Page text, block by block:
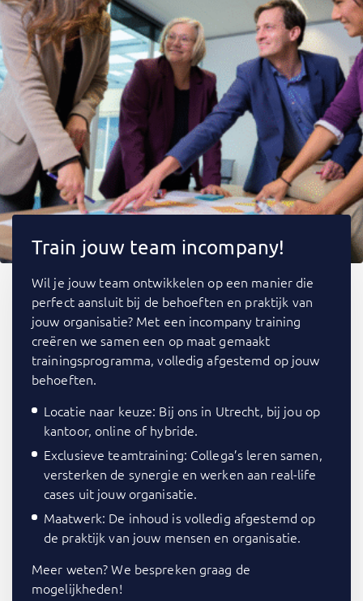
Train jouw team incompany!
Wil je jouw team ontwikkelen op een manier die
perfect aansluit bij de behoeften en praktijk van
jouw organisatie? Met een incompany training
creëren we samen een op maat gemaakt
trainingsprogramma, volledig afgestemd op jouw
behoeften.
Locatie naar keuze: Bij ons in Utrecht, bij jou op
kantoor, online of hybride.
Exclusieve teamtraining: Collega’s leren samen,
versterken de synergie en werken aan real-life
cases uit jouw organisatie.
Maatwerk: De inhoud is volledig afgestemd op
de praktijk van jouw mensen en organisatie.
Meer weten? We bespreken graag de
mogelijkheden!